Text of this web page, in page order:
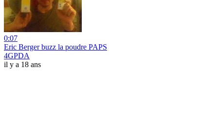
0:07
Eric Berger buzz la poudre PAPS
4GPDA
il y a 18 ans